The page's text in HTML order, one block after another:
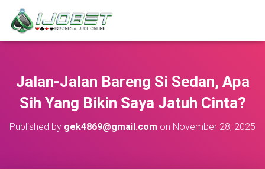
Jalan-Jalan Bareng Si Sedan, Apa
Sih Yang Bikin Saya Jatuh Cinta?
Published by gek4869@gmail.com on November 28, 2025